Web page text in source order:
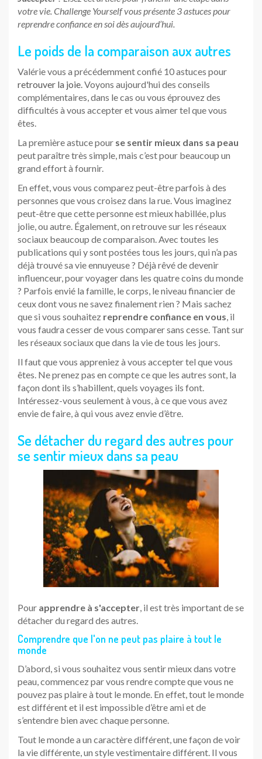
votre vie. Challenge Yourself vous présente 3 astuces pour
reprendre confiance en soi dès aujourd’hui.
Le poids de la comparaison aux autres
Valérie vous a précédemment confié 10 astuces pour
retrouver la joie. Voyons aujourd'hui des conseils
complémentaires, dans le cas ou vous éprouvez des
difficultés à vous accepter et vous aimer tel que vous
êtes.
La première astuce pour se sentir mieux dans sa peau
peut paraître très simple, mais c’est pour beaucoup un
grand effort à fournir.
En effet, vous vous comparez peut-être parfois à des
personnes que vous croisez dans la rue. Vous imaginez
peut-être que cette personne est mieux habillée, plus
jolie, ou autre. Également, on retrouve sur les réseaux
sociaux beaucoup de comparaison. Avec toutes les
publications qui y sont postées tous les jours, qui n’a pas
déjà trouvé sa vie ennuyeuse ? Déjà rêvé de devenir
influenceur, pour voyager dans les quatre coins du monde
? Parfois envié la famille, le corps, le niveau financier de
ceux dont vous ne savez finalement rien ? Mais sachez
que si vous souhaitez reprendre confiance en vous, il
vous faudra cesser de vous comparer sans cesse. Tant sur
les réseaux sociaux que dans la vie de tous les jours.
Il faut que vous appreniez à vous accepter tel que vous
êtes. Ne prenez pas en compte ce que les autres sont, la
façon dont ils s’habillent, quels voyages ils font.
Intéressez-vous seulement à vous, à ce que vous avez
envie de faire, à qui vous avez envie d’être.
Se détacher du regard des autres pour
se sentir mieux dans sa peau
Pour apprendre à s'accepter, il est très important de se
détacher du regard des autres.
Comprendre que l'on ne peut pas plaire à tout le
monde
D’abord, si vous souhaitez vous sentir mieux dans votre
peau, commencez par vous rendre compte que vous ne
pouvez pas plaire à tout le monde. En effet, tout le monde
est différent et il est impossible d’être ami et de
s’entendre bien avec chaque personne.
Tout le monde a un caractère différent, une façon de voir
la vie différente, un style vestimentaire différent. Il vous